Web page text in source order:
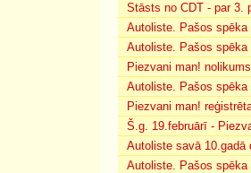
Stāsts no CDT - par 3.
Autoliste. Pašos spēka
Autoliste. Pašos spēka
Piezvani man!
Autoliste. Pašos spēka
Piezvani man!
Š.g. 19.februārī -
Autoliste savā
Autoliste. Pašos spēka